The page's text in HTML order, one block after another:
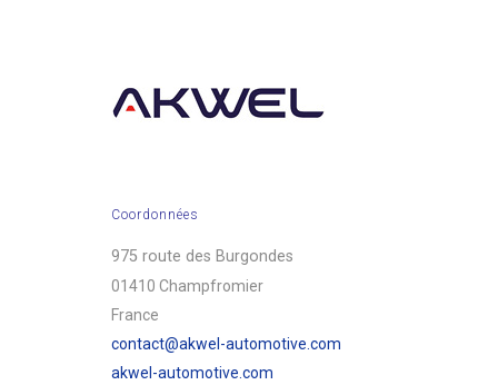
Coordonnées
975 route des Burgondes
01410 Champfromier
France
contact@akwel-automotive.com
akwel-automotive.com